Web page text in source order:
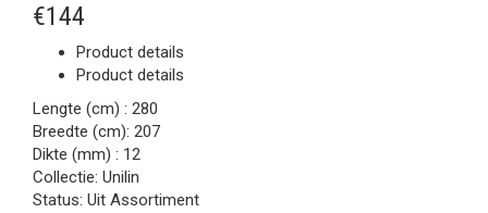
€144
Product details
Product details
Lengte (cm) : 280
Breedte (cm): 207
Dikte (mm) : 12
Collectie: Unilin
Status: Uit Assortiment